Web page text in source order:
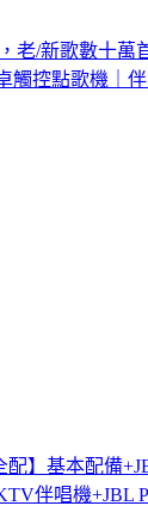
老/新歌數十萬
觸控點歌機｜
配】基本配備
伴唱機+JBL